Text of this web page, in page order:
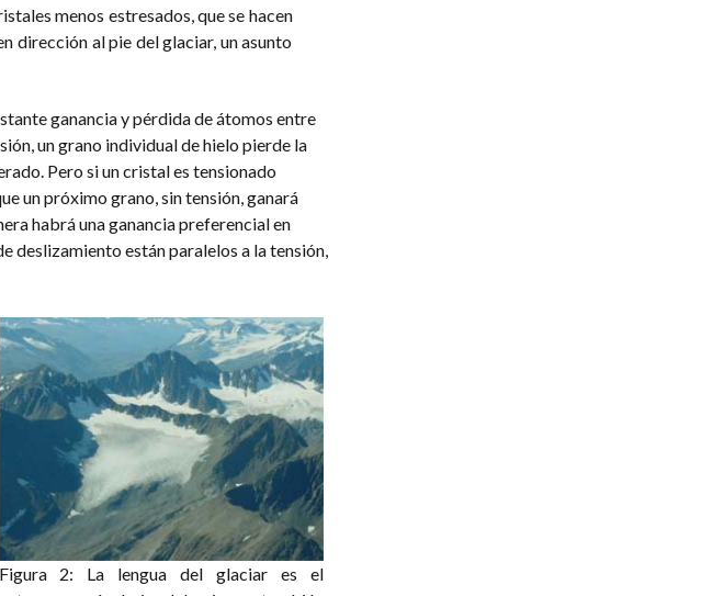
menos estresados, que se hacen
dirección al pie del glaciar, un asunto
ganancia y pérdida de átomos entre
un grano individual de hielo pierde la
Pero si un cristal es tensionado
un próximo grano, sin tensión, ganará
habrá una ganancia preferencial en
deslizamiento están paralelos a la tensión,
Figura 2: La lengua del glaciar es el